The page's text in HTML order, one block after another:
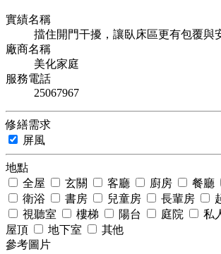
實績名稱
擋住開門干擾，讓臥床區更有包覆與
廠商名稱
美化家庭
服務電話
25067967
修繕需求
屏風
地點
全屋
玄關 客廳 廚房 餐廳
衛浴
書房 兒童房 長輩房
視聽室
樓梯 陽台 庭院 私
屋頂
地下室
其他
參考圖片